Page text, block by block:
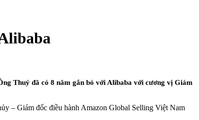
Thuỷ đã có 8 năm gắn bó với Alibaba với cương vị Giám
– Giám đốc điều hành Amazon Global Selling Việt Nam